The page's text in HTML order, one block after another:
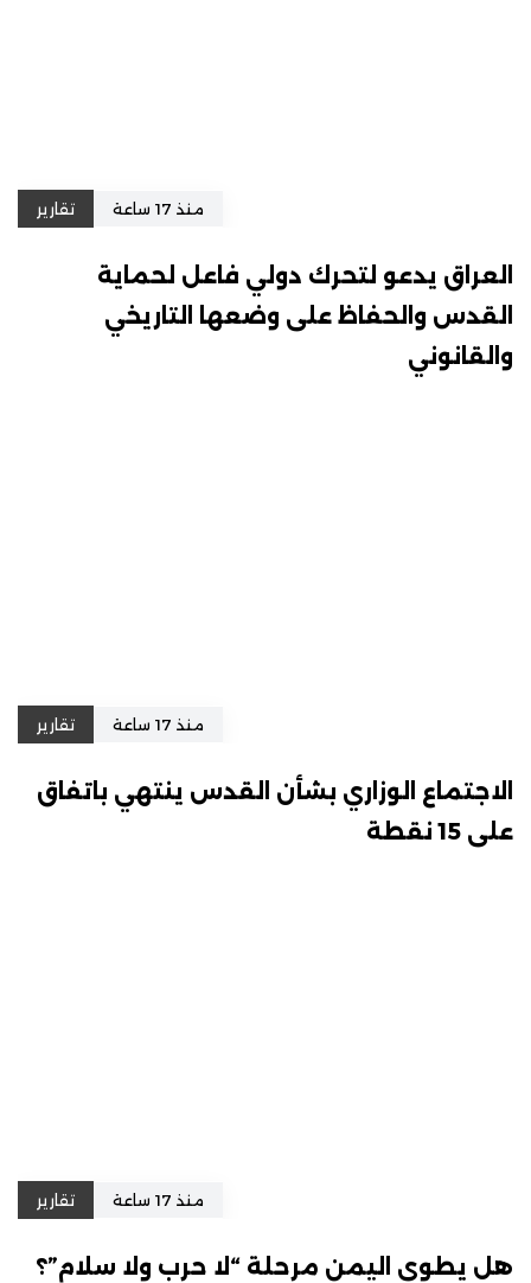
منذ 17 ساعة تقارير
العراق يدعو لتحرك دولي فاعل لحماية
القدس والحفاظ على وضعها التاريخي
والقانوني
منذ 17 ساعة تقارير
الاجتماع الوزاري بشأن القدس ينتهي باتفاق
على 15 نقطة
منذ 17 ساعة تقارير
هل يطوي اليمن مرحلة “لا حرب ولا سلام”؟